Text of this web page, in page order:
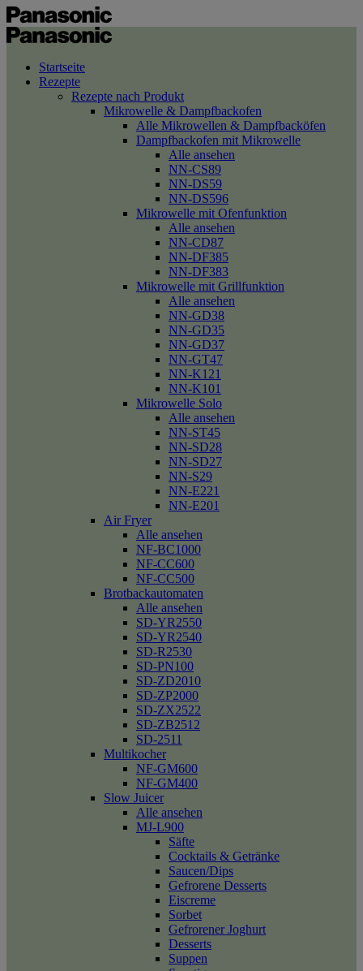
Startseite
Rezepte
Rezepte nach Produkt
Mikrowelle & Dampfbackofen
Alle Mikrowellen & Dampfbacköfen
Dampfbackofen mit Mikrowelle
Alle ansehen
NN-CS89
NN-DS59
NN-DS596
Mikrowelle mit Ofenfunktion
Alle ansehen
NN-CD87
NN-DF385
NN-DF383
Mikrowelle mit Grillfunktion
Alle ansehen
NN-GD38
NN-GD35
NN-GD37
NN-GT47
NN-K121
NN-K101
Mikrowelle Solo
Alle ansehen
NN-ST45
NN-SD28
NN-SD27
NN-S29
NN-E221
NN-E201
Air Fryer
Alle ansehen
NF-BC1000
NF-CC600
NF-CC500
Brotbackautomaten
Alle ansehen
SD-YR2550
SD-YR2540
SD-R2530
SD-PN100
SD-ZD2010
SD-ZP2000
SD-ZX2522
SD-ZB2512
SD-2511
Multikocher
NF-GM600
NF-GM400
Slow Juicer
Alle ansehen
MJ-L900
Säfte
Cocktails & Getränke
Saucen/Dips
Gefrorene Desserts
Eiscreme
Sorbet
Gefrorener Joghurt
Desserts
Suppen